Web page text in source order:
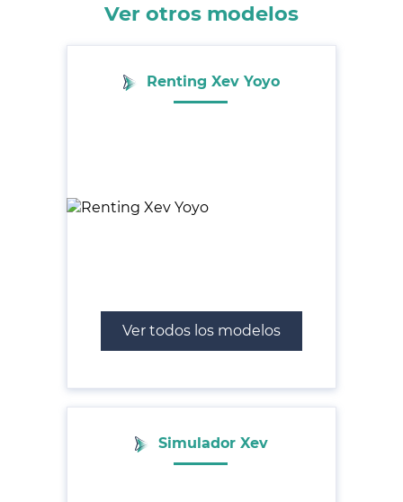
Ver otros modelos
Renting Xev Yoyo
Ver todos los modelos
Simulador Xev